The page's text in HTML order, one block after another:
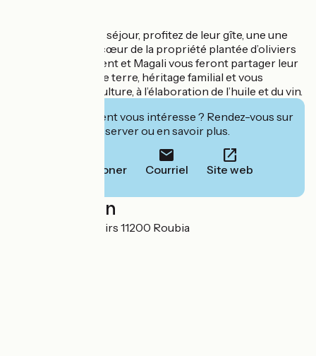
Pour prolonger le séjour, profitez de leur gîte, une une
bastide située au cœur de la propriété plantée d’oliviers
et de vignes. Laurent et Magali vous feront partager leur
passion pour cette terre, héritage familial et vous
initierons à l’oléiculture, à l’élaboration de l’huile et du vin.
Cet établissement vous intéresse ? Rendez-vous sur
leur site pour réserver ou en savoir plus.
Téléphoner Courriel Site web
Localisation
38 avenue des loisirs 11200 Roubia